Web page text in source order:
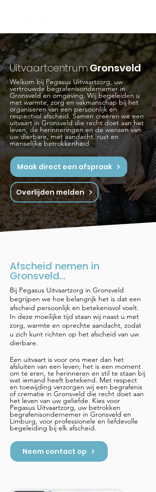
UitvaartcentrumGronsveld
Welkom bij Pegasus Uitvaartzorg, uw
vertrouwde begrafenisondernemer in
Gronsveld en omgeving. Wij begeleiden u
met warmte, zorg en vakmanschap bij het
organiseren van een persoonlijk en
respectvol afscheid. Samen creëren we een
uitvaart in Gronsveld die recht doet aan het
leven, de herinneringen en de wensen van
uw dierbare, met aandacht, rust en
menselijke betrokkenheid.
Maak direct een afspraak
Overlijden melden
Afscheid nemen in
Gronsveld...
Bij Pegasus Uitvaartzorg in Gronsveld
begrijpen we hoe belangrijk het is dat een
afscheid persoonlijk en betekenisvol voelt.
In deze moeilijke tijd staan wij naast u met
zorg, warmte en oprechte aandacht, zodat
u zich kunt richten op het afscheid van uw
dierbare.
Een uitvaart is voor ons meer dan het
afsluiten van een leven; het is een moment
om te eren, te herinneren en stil te staan bij
wat iemand heeft betekend. Met respect
en toewijding verzorgen wij een begrafenis
of crematie in Gronsveld die recht doet aan
het leven van uw geliefde. Kies voor
Pegasus Uitvaartzorg, uw betrokken
begrafenisondernemer in Gronsveld en
Limburg, voor professionele en liefdevolle
begeleiding bij elk afscheid.
Neem contact op